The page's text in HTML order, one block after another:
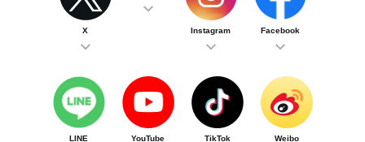
X Instagram Facebook
LINE YouTube TikTok Weibo